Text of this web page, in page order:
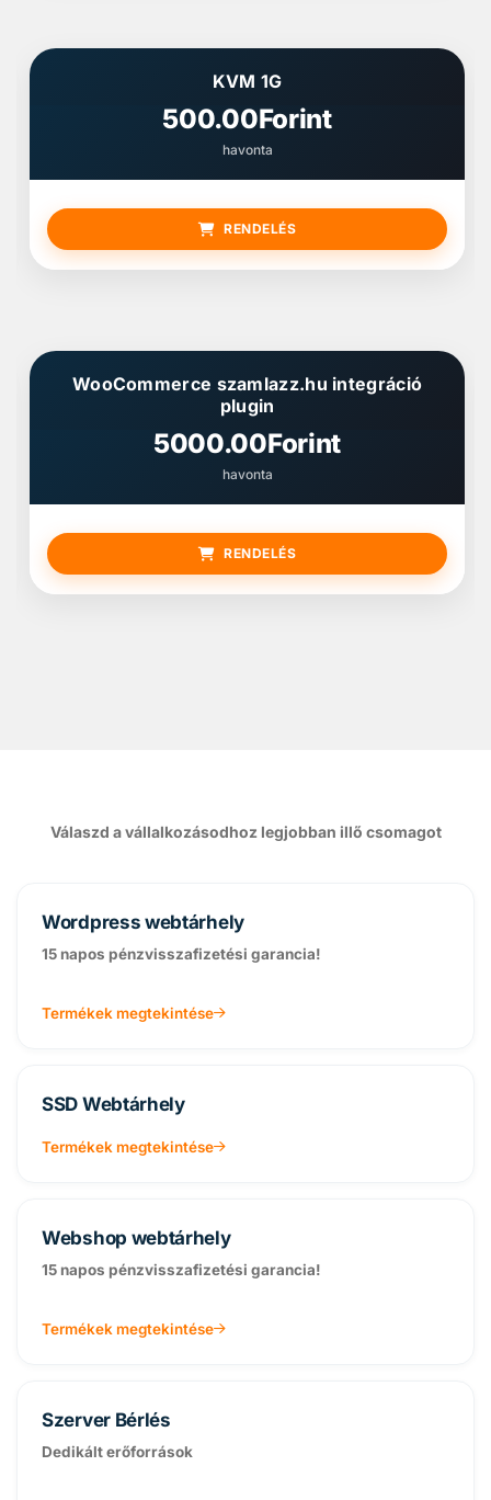
KVM 1G
500.00Forint
havonta
RENDELÉS
WooCommerce szamlazz.hu integráció
plugin
5000.00Forint
havonta
RENDELÉS
Válaszd a vállalkozásodhoz legjobban illő csomagot
Wordpress webtárhely
15 napos pénzvisszafizetési garancia!
Termékek megtekintése
SSD Webtárhely
Termékek megtekintése
Webshop webtárhely
15 napos pénzvisszafizetési garancia!
Termékek megtekintése
Szerver Bérlés
Dedikált erőforrások